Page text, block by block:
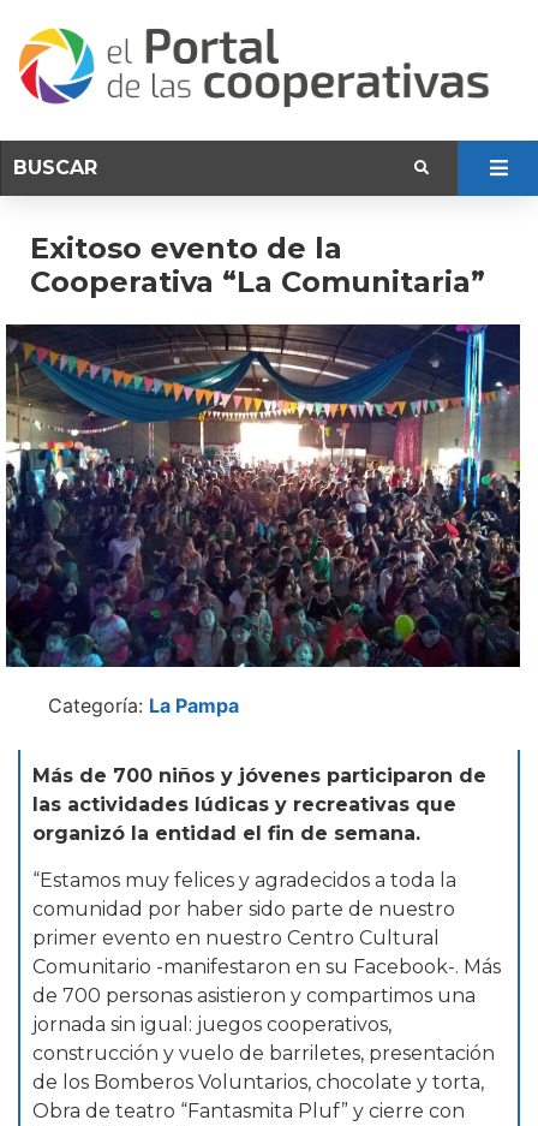
Exitoso evento de la
Cooperativa “La Comunitaria”
Categoría: La Pampa
Más de 700 niños y jóvenes participaron de
las actividades lúdicas y recreativas que
organizó la entidad el fin de semana.
“Estamos muy felices y agradecidos a toda la
comunidad por haber sido parte de nuestro
primer evento en nuestro Centro Cultural
Comunitario -manifestaron en su Facebook-. Más
de 700 personas asistieron y compartimos una
jornada sin igual: juegos cooperativos,
construcción y vuelo de barriletes, presentación
de los Bomberos Voluntarios, chocolate y torta,
Obra de teatro “Fantasmita Pluf” y cierre con